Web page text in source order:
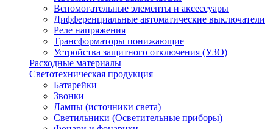
Вспомогательные элементы и аксессуары
Дифференциальные автоматические выключатели
Реле напряжения
Трансформаторы понижающие
Устройства защитного отключения (УЗО)
Расходные материалы
Светотехническая продукция
Батарейки
Звонки
Лампы (источники света)
Светильники (Осветительные приборы)